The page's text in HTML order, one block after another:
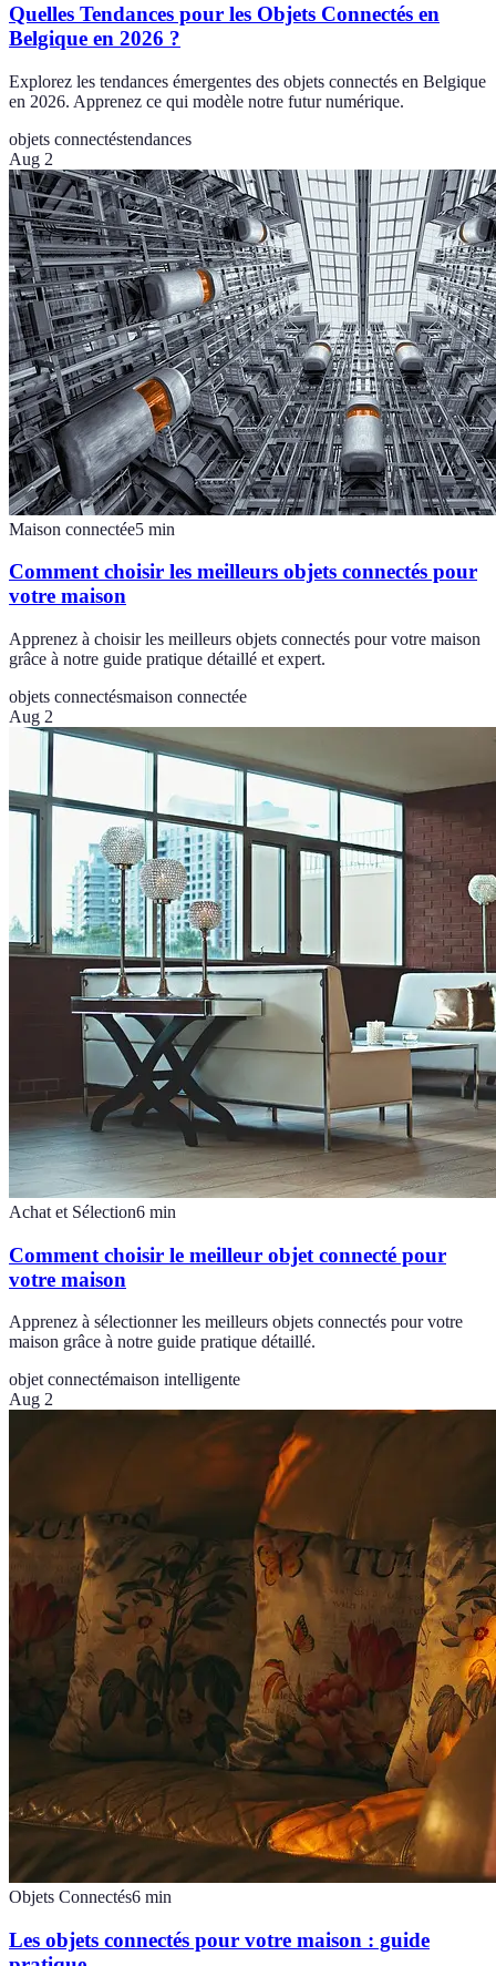
Quelles Tendances pour les Objets Connectés en
Belgique en 2026 ?
Explorez les tendances émergentes des objets connectés en Belgique
en 2026. Apprenez ce qui modèle notre futur numérique.
objets connectéstendances
Aug 2
Maison connectée5 min
Comment choisir les meilleurs objets connectés pour
votre maison
Apprenez à choisir les meilleurs objets connectés pour votre maison
grâce à notre guide pratique détaillé et expert.
objets connectésmaison connectée
Aug 2
Achat et Sélection6 min
Comment choisir le meilleur objet connecté pour
votre maison
Apprenez à sélectionner les meilleurs objets connectés pour votre
maison grâce à notre guide pratique détaillé.
objet connectémaison intelligente
Aug 2
Objets Connectés6 min
Les objets connectés pour votre maison : guide